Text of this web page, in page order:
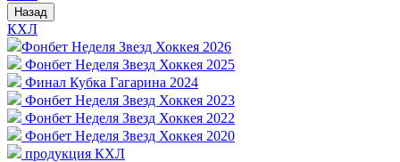
Назад
КХЛ
Фонбет Неделя Звезд Хоккея 2026
Фонбет Неделя Звезд Хоккея 2025
Финал Кубка Гагарина 2024
Фонбет Неделя Звезд Хоккея 2023
Фонбет Неделя Звезд Хоккея 2022
Фонбет Неделя Звезд Хоккея 2020
продукция КХЛ